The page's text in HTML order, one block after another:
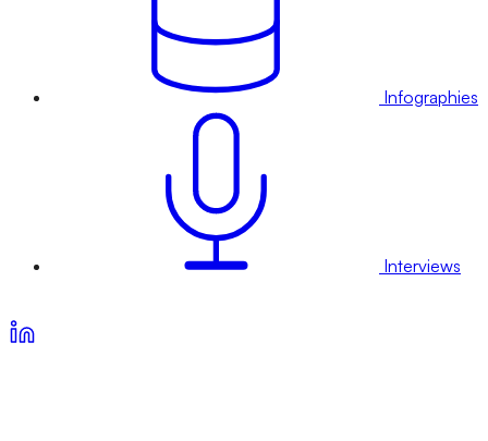
Infographies
Interviews